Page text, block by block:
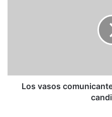
candidatos
Los vasos